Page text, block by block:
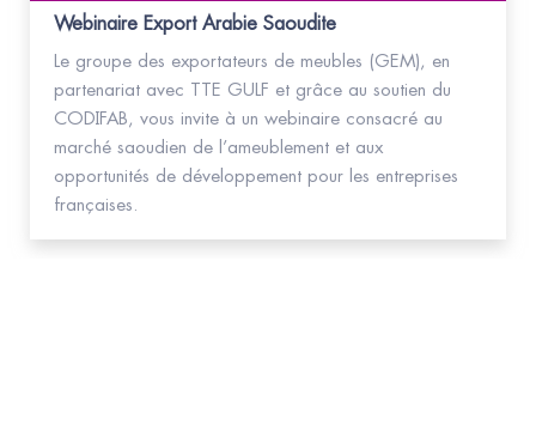
Webinaire Export Arabie Saoudite
Le groupe des exportateurs de meubles (GEM), en
partenariat avec TTE GULF et grâce au soutien du
CODIFAB, vous invite à un webinaire consacré au
marché saoudien de l’ameublement et aux
opportunités de développement pour les entreprises
françaises.